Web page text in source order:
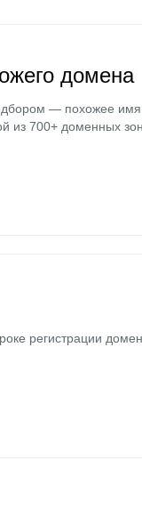
домена
— похожее имя
из 700+ доменных зон.
регистрации